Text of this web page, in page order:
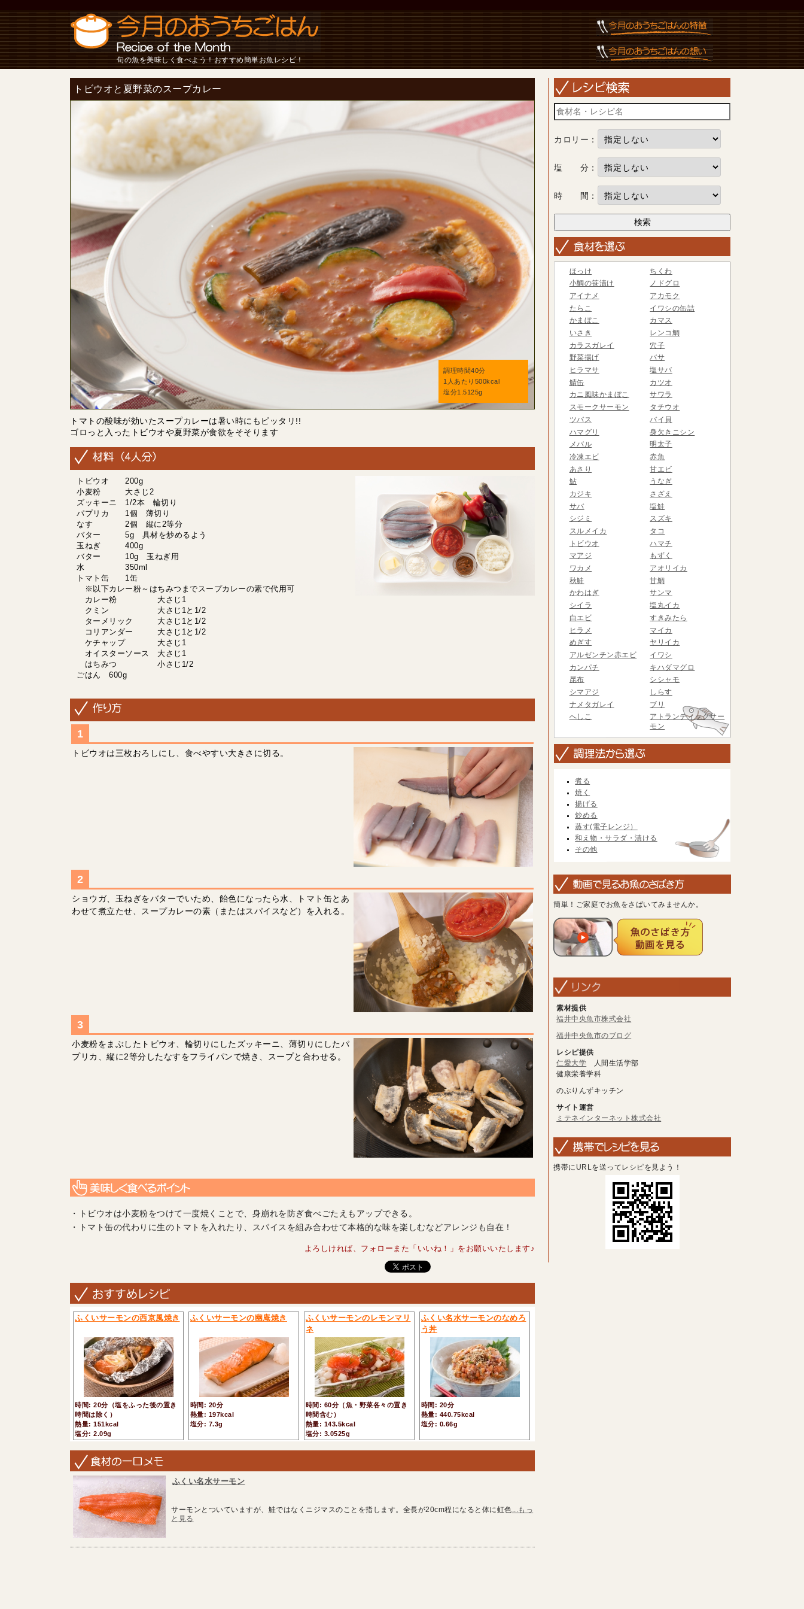
旬の魚を美味しく食べよう！おすすめ簡単お魚レシピ！
トビウオと夏野菜のスープカレー
調理時間40分
1人あたり500kcal
塩分1.5125g
トマトの酸味が効いたスープカレーは暑い時にもピッタリ!!
ゴロっと入ったトビウオや夏野菜が食欲をそそります
トビウオ 200g
小麦粉 大さじ2
ズッキーニ 1/2本 輪切り
パプリカ 1個 薄切り
なす 2個 縦に2等分
バター 5g 具材を炒めるよう
玉ねぎ 400g
バター 10g 玉ねぎ用
水 350ml
トマト缶 1缶
※以下カレー粉～はちみつまでスープカレーの素で代用可
カレー粉 大さじ1
クミン 大さじ1と1/2
ターメリック 大さじ1と1/2
コリアンダー 大さじ1と1/2
ケチャップ 大さじ1
オイスターソース 大さじ1
はちみつ 小さじ1/2
ごはん 600g
トビウオは三枚おろしにし、食べやすい大きさに切る。
ショウガ、玉ねぎをバターでいため、飴色になったら水、トマト缶とあ
わせて煮立たせ、スープカレーの素（またはスパイスなど）を入れる。
小麦粉をまぶしたトビウオ、輪切りにしたズッキーニ、薄切りにしたパ
プリカ、縦に2等分したなすをフライパンで焼き、スープと合わせる。
・トビウオは小麦粉をつけて一度焼くことで、身崩れを防ぎ食べごたえもアップできる。
・トマト缶の代わりに生のトマトを入れたり、スパイスを組み合わせて本格的な味を楽しむなどアレンジも自在！
よろしければ、フォローまた「いいね！」をお願いいたします♪
ふくいサーモンの西京風焼き
時間: 20分（塩をふった後の置き
時間は除く）
熱量: 151kcal
塩分: 2.09g
ふくいサーモンの幽庵焼き
時間: 20分
熱量: 197kcal
塩分: 7.3g
ふくいサーモンのレモンマリ
ネ
時間: 60分（魚・野菜各々の置き
時間含む）
熱量: 143.5kcal
塩分: 3.0525g
ふくい名水サーモンのなめろ
う丼
時間: 20分
熱量: 440.75kcal
塩分: 0.66g
ふくい名水サーモン
サーモンとついていますが、鮭ではなくニジマスのことを指します。全長が20cm程になると体に虹色 ...もっ
と見る
カロリー：
塩 分：
時 間：
ほっけ
ちくわ
小鯛の笹漬け
ノドグロ
アイナメ
アカモク
たらこ
イワシの缶詰
かまぼこ
カマス
いさき
レンコ鯛
カラスガレイ
穴子
野菜揚げ
バサ
ヒラマサ
塩サバ
鯖缶
カツオ
カニ風味かまぼこ
サワラ
スモークサーモン
タチウオ
ツバス
バイ貝
ハマグリ
身欠きニシン
メバル
明太子
冷凍エビ
赤魚
あさり
甘エビ
鮎
うなぎ
カジキ
さざえ
サバ
塩鮭
シジミ
スズキ
スルメイカ
タコ
トビウオ
ハマチ
マアジ
もずく
ワカメ
アオリイカ
秋鮭
甘鯛
かわはぎ
サンマ
シイラ
塩丸イカ
白エビ
すきみたら
ヒラメ
マイカ
めぎす
ヤリイカ
アルゼンチン赤エビ
イワシ
カンパチ
キハダマグロ
昆布
シシャモ
シマアジ
しらす
ナメタガレイ
ブリ
へしこ
アトランティックサー
モン
煮る
焼く
揚げる
炒める
蒸す(電子レンジ）
和え物・サラダ・漬ける
その他
簡単！ご家庭でお魚をさばいてみませんか。
素材提供
福井中央魚市株式会社
福井中央魚市のブログ
レシピ提供
仁愛大学 人間生活学部
健康栄養学科
のぶりんずキッチン
サイト運営
ミテネインターネット株式会社
携帯にURLを送ってレシピを見よう！